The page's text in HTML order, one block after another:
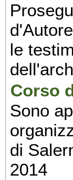
le
Corso
Sono
di
2014